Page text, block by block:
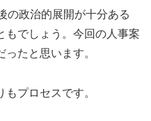
の政治的展開が十分ある
もでしょう。今回の人事案
たと思います。
プロセスです。